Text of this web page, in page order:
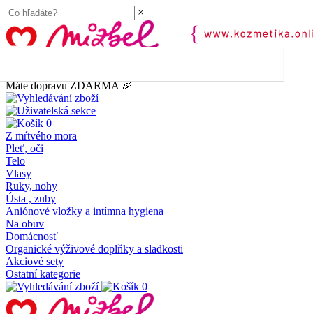
×
Máte dopravu ZDARMA 🎉
0
Z mŕtvého mora
Pleť, oči
Telo
Vlasy
Ruky, nohy
Ústa , zuby
Aniónové vložky a intímna hygiena
Na obuv
Domácnosť
Organické výživové doplňky a sladkosti
Akciové sety
Ostatní kategorie
0